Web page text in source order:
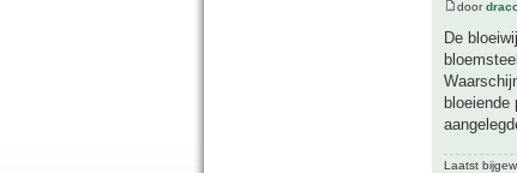
door
De
bloeiende
Laatst